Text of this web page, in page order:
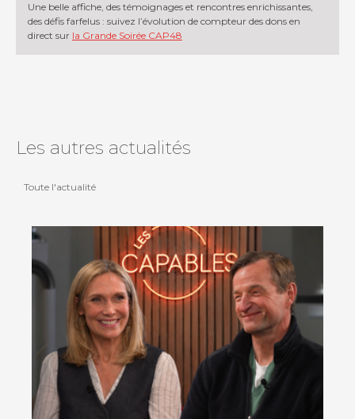
Une belle affiche, des témoignages et rencontres enrichissantes,
des défis farfelus : suivez l’évolution de compteur des dons en
direct sur la Grande Soirée CAP48
Les autres actualités
Toute l'actualité